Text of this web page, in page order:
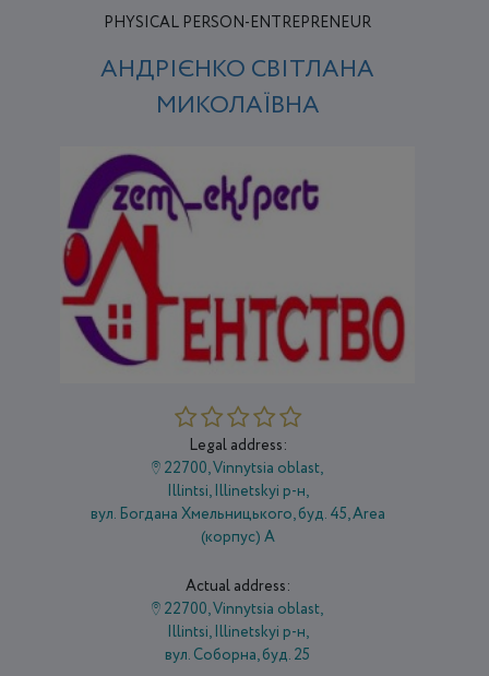
PHYSICAL PERSON-ENTREPRENEUR
АНДРІЄНКО СВІТЛАНА
МИКОЛАЇВНА
Legal address:
22700, Vinnytsia oblast,
Illintsi, Illinetskyi р-н,
вул. Богдана Хмельницького, буд. 45, Area
(корпус) А
Actual address:
22700, Vinnytsia oblast,
Illintsi, Illinetskyi р-н,
вул. Соборна, буд. 25